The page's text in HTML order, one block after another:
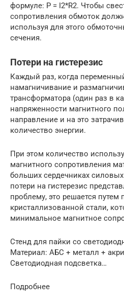
формуле: P = I2*R2. Чтобы
сопротивления обмоток
используя для этого
сечения.
Потери на гистерезис
Каждый раз, когда
намагничивание и
трансформатора (один раз в
напряженности магнитного
направление и на это
количество энергии.
При этом количество
магнитного сопротивления
больших сердечниках
потери на гистерезис
проблему, это решается
кристаллизованной стали,
минимальное магнитное
Стенд для пайки со
Материал: АБС + металл +
Светодиодная подсветка…
Подробнее